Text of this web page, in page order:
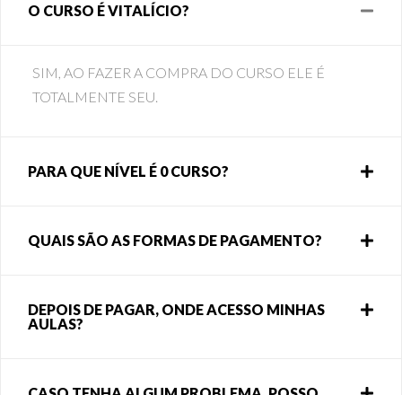
O CURSO É VITALÍCIO?
SIM, AO FAZER A COMPRA DO CURSO ELE É
TOTALMENTE SEU.
PARA QUE NÍVEL É 0 CURSO?
QUAIS SÃO AS FORMAS DE PAGAMENTO?
DEPOIS DE PAGAR, ONDE ACESSO MINHAS
AULAS?